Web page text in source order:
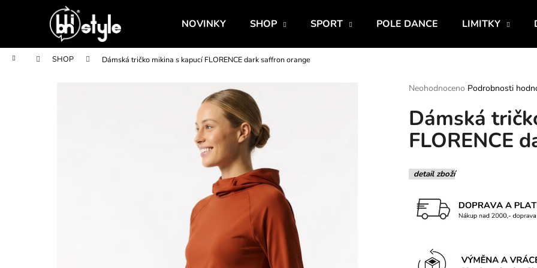
NOVINKY SHOP SPORT POLE DANCE LIMITKY
Domů SHOP Dámská tričko mikina s kapucí FLORENCE dark saffron orange
Průměrné
produktu
je
0,0
z
hvězdiček.
Neohodnoceno Podrobnosti
Dámská
FLORENCE
detail zboží
í
Zpět
do
obchodu
Zpět
do
obchodu
Co potřebujete najít?
HLEDAT
BAMBUSOVÉ LEGINY S VYSOKÝM BAMBUSOVÉ LEGINY S VYSOKÝM BACK